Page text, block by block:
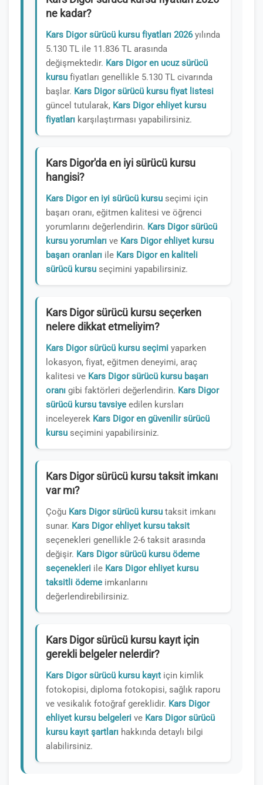
ne kadar?
Kars Digor sürücü kursu fiyatları 2026yılında
5.130 TL ile 11.836 TL arasında
değişmektedir. Kars Digor en ucuz sürücü
kursu fiyatları genellikle 5.130 TL civarında
başlar. Kars Digor sürücü kursu fiyat listesi
güncel tutularak, Kars Digor ehliyet kursu
fiyatları karşılaştırması yapabilirsiniz.
Kars Digor'da en iyi sürücü kursu
hangisi?
Kars Digor en iyi sürücü kursu seçimi için
başarı oranı, eğitmen kalitesi ve öğrenci
yorumlarını değerlendirin. Kars Digor sürücü
kursu yorumları ve Kars Digor ehliyet kursu
başarı oranları ile Kars Digor en kaliteli
sürücü kursu seçimini yapabilirsiniz.
Kars Digor sürücü kursu seçerken
nelere dikkat etmeliyim?
Kars Digor sürücü kursu seçimi yaparken
lokasyon, fiyat, eğitmen deneyimi, araç
kalitesi ve Kars Digor sürücü kursu başarı
oranı gibi faktörleri değerlendirin. Kars Digor
sürücü kursu tavsiye edilen kursları
inceleyerek Kars Digor en güvenilir sürücü
kursu seçimini yapabilirsiniz.
Kars Digor sürücü kursu taksit imkanı
var mı?
Çoğu Kars Digor sürücü kursu taksit imkanı
sunar. Kars Digor ehliyet kursu taksit
seçenekleri genellikle 2-6 taksit arasında
değişir. Kars Digor sürücü kursu ödeme
seçenekleri ile Kars Digor ehliyet kursu
taksitli ödeme imkanlarını
değerlendirebilirsiniz.
Kars Digor sürücü kursu kayıt için
gerekli belgeler nelerdir?
Kars Digor sürücü kursu kayıt için kimlik
fotokopisi, diploma fotokopisi, sağlık raporu
ve vesikalık fotoğraf gereklidir. Kars Digor
ehliyet kursu belgeleri ve Kars Digor sürücü
kursu kayıt şartları hakkında detaylı bilgi
alabilirsiniz.